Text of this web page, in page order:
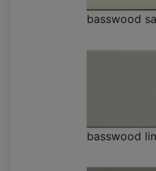
basswood
basswood